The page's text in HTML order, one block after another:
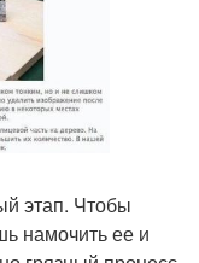
этап. Чтобы
намочить ее и